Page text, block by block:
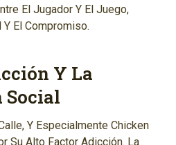
El Jugador Y El Juego,
El Compromiso.
Y La
Social
Y Especialmente Chicken
Su Alto Factor Adicción. La